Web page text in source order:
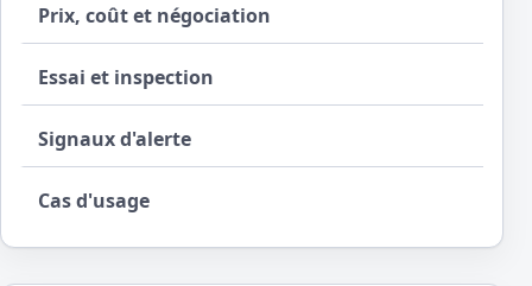
Prix, coût et négociation
Essai et inspection
Signaux d'alerte
Cas d'usage